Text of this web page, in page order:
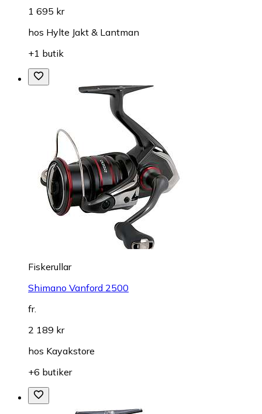
1 695 kr
hos Hylte Jakt & Lantman
+1 butik
Fiskerullar
Shimano Vanford 2500
fr.
2 189 kr
hos Kayakstore
+6 butiker